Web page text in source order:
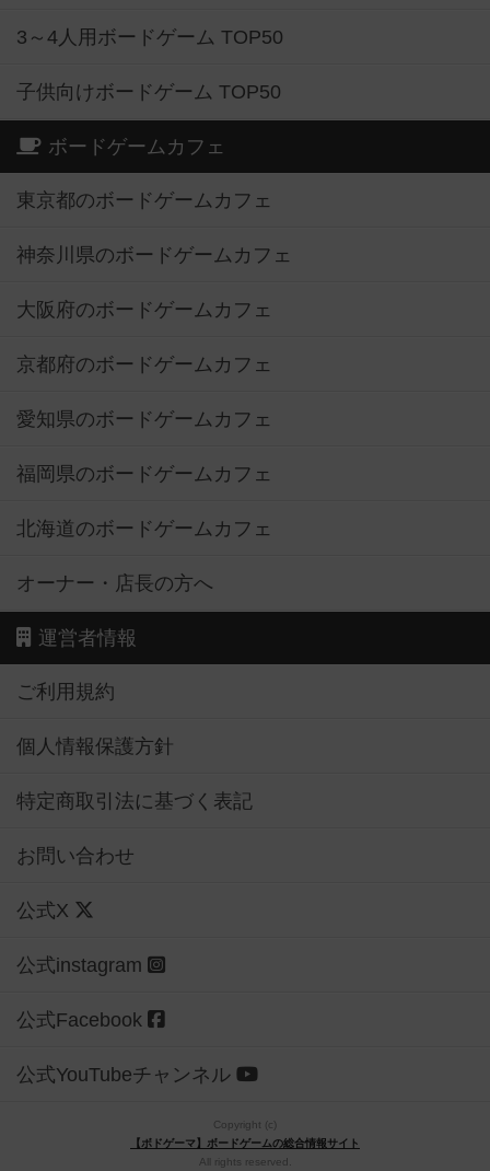
3～4人用ボードゲーム TOP50
子供向けボードゲーム TOP50
ボードゲームカフェ
東京都のボードゲームカフェ
神奈川県のボードゲームカフェ
大阪府のボードゲームカフェ
京都府のボードゲームカフェ
愛知県のボードゲームカフェ
福岡県のボードゲームカフェ
北海道のボードゲームカフェ
オーナー・店長の方へ
運営者情報
ご利用規約
個人情報保護方針
特定商取引法に基づく表記
お問い合わせ
公式X
公式instagram
公式Facebook
公式YouTubeチャンネル
Copyright (c)
【ボドゲーマ】ボードゲームの総合情報サイト
All rights reserved.